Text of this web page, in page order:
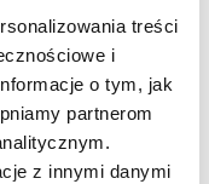
treści
i
o tym, jak
partnerom
z innymi danymi